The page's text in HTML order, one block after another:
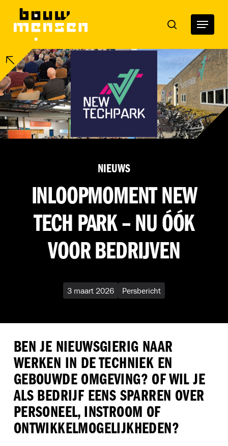
main
search Menu
NIEUWS
INLOOPMOMENT NEW
TECH PARK – NU ÓÓK
VOOR BEDRIJVEN
3 maart 2026 Persbericht
BEN JE NIEUWSGIERIG NAAR
WERKEN IN DE TECHNIEK EN
GEBOUWDE OMGEVING? OF WIL JE
ALS BEDRIJF EENS SPARREN OVER
PERSONEEL, INSTROOM OF
ONTWIKKELMOGELIJKHEDEN?